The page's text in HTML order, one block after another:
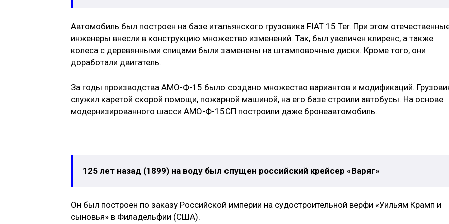
Автомобиль был построен на базе итальянского грузовика FIAT 15 Ter. При этом
инженеры внесли в конструкцию множество изменений. Так, был увеличен клиренс, а также
колеса с деревянными спицами были заменены на штамповочные диски. Кроме того, они
доработали двигатель.
За годы производства АМО-Ф-15 было создано множество вариантов и модификаций.
служил каретой скорой помощи, пожарной машиной, на его базе строили автобусы. На основе
модернизированного шасси АМО-Ф-15СП построили даже бронеавтомобиль.
125 лет назад (1899) на воду был спущен российский крейсер «Варяг»
Он был построен по заказу Российской империи на судостроительной верфи «Уильям Крамп и
сыновья» в Филадельфии (США).